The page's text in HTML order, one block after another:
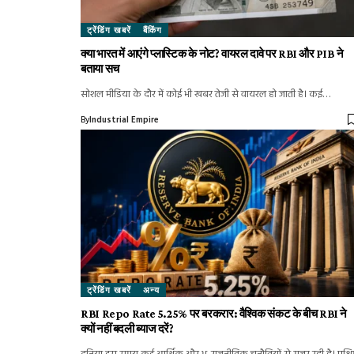
ट्रेंडिंग खबरें बैंकिंग
क्या भारत में आएंगे प्लास्टिक के नोट? वायरल दावे पर RBI और PIB ने
बताया सच
सोशल मीडिया के दौर में कोई भी खबर तेजी से वायरल हो जाती है। कई…
ByIndustrial Empire
ट्रेंडिंग खबरें अन्य
RBI Repo Rate 5.25% पर बरकरार: वैश्विक संकट के बीच RBI ने
क्यों नहीं बदली ब्याज दरें?